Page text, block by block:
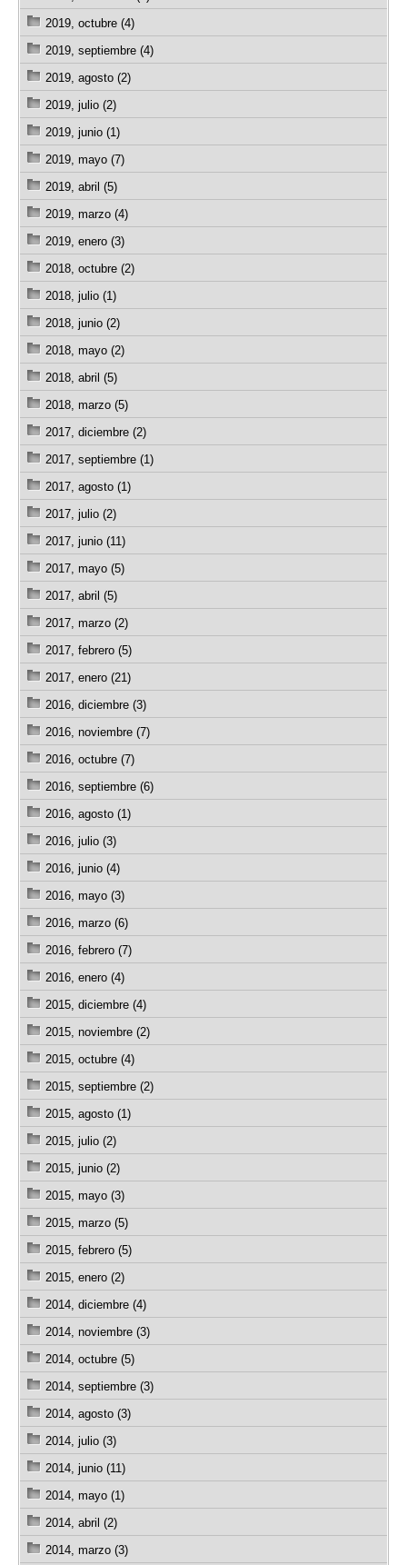
2019, octubre (4)
2019, septiembre (4)
2019, agosto (2)
2019, julio (2)
2019, junio (1)
2019, mayo (7)
2019, abril (5)
2019, marzo (4)
2019, enero (3)
2018, octubre (2)
2018, julio (1)
2018, junio (2)
2018, mayo (2)
2018, abril (5)
2018, marzo (5)
2017, diciembre (2)
2017, septiembre (1)
2017, agosto (1)
2017, julio (2)
2017, junio (11)
2017, mayo (5)
2017, abril (5)
2017, marzo (2)
2017, febrero (5)
2017, enero (21)
2016, diciembre (3)
2016, noviembre (7)
2016, octubre (7)
2016, septiembre (6)
2016, agosto (1)
2016, julio (3)
2016, junio (4)
2016, mayo (3)
2016, marzo (6)
2016, febrero (7)
2016, enero (4)
2015, diciembre (4)
2015, noviembre (2)
2015, octubre (4)
2015, septiembre (2)
2015, agosto (1)
2015, julio (2)
2015, junio (2)
2015, mayo (3)
2015, marzo (5)
2015, febrero (5)
2015, enero (2)
2014, diciembre (4)
2014, noviembre (3)
2014, octubre (5)
2014, septiembre (3)
2014, agosto (3)
2014, julio (3)
2014, junio (11)
2014, mayo (1)
2014, abril (2)
2014, marzo (3)